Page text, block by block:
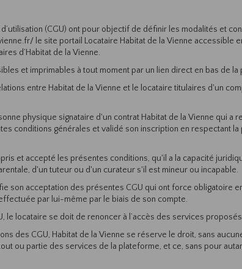
(CGU) ont pour objectif de définir les modalités et
le site portail Locataire Habitat de la Vienne accessible
d’Habitat de la Vienne.
et imprimables à tout moment par un lien direct en bas de la
entre Habitat de la Vienne et le locataire titulaires d'un
physique signataire d'un contrat Habitat de la Vienne qui
conditions générales et validé son inscription en respectant
et accepté les présentes conditions, qu'il a la capacité
d'un tuteur ou d'un curateur s'il est mineur ou incapable.
son acceptation des présentes CGU qui ont force
par lui-même par le biais de son compte.
le locataire se doit de renoncer à l’accès des services
des CGU, Habitat de la Vienne se réserve le droit, sans
ou partie des services de la plateforme, et ce, sans pour